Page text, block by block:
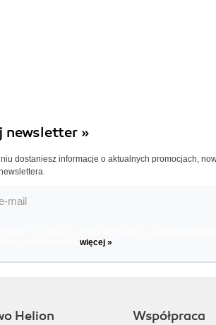
newsletter »
dostaniesz informacje o aktualnych promocjach,
więcej »
Helion Współpraca